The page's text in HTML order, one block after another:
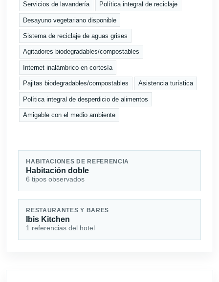
Servicios de lavandería Política integral de reciclaje
Desayuno vegetariano disponible
Sistema de reciclaje de aguas grises
Agitadores biodegradables/compostables
Internet inalámbrico en cortesía
Pajitas biodegradables/compostables Asistencia turística
Política integral de desperdicio de alimentos
Amigable con el medio ambiente
HABITACIONES DE REFERENCIA
Habitación doble
6 tipos observados
RESTAURANTES Y BARES
Ibis Kitchen
1 referencias del hotel